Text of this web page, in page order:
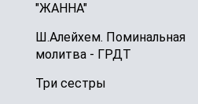
"ЖАННА"
Ш.Алейхем. Поминальная
молитва - ГРДТ
Три сестры